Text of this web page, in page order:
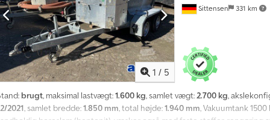
1 / 5
Sittensen 331 km
brugt, maksimal lastvægt:1.600 kg, samlet vægt:2.700 kg,
2021, samlet bredde:1.850 mm, total højde:1.940 mm, Vakuumtank
d
l
l
o
n
e